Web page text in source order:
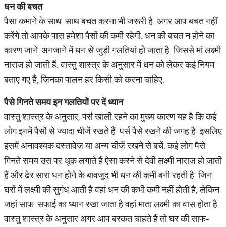
धनकीबचत
पैसा कमाने के साथ-साथ बचत करना भी जरूरी है. अगर आप बचत नहीं
करेंगे तो आपके पास हमेशा पैसों की कमी रहेगी. धन की बचत न होने का
कारण जाने-अनजाने में धन से जुड़ी गलतियां हो जाता है. जिससे मां लक्ष्मी
नाराज हो जाती हैं. वास्तु शास्त्र के अनुसार में धन को लेकर कई नियम
बताए गए हैं, जिनका पालन हर किसी को करना चाहिए.
पैसेगिनतेसमयइनगलतियोंपरदेंध्यान
वास्तु शास्त्र के अनुसार, पर्स खाली रहने का मुख्य कारण यह है कि कई
लोग इनमें पैसों से ज्यादा चीजें रखते हैं. पर्स पैसे रखने की जगह है. इसलिए
इसमें अनावश्यक दस्तावेज या अन्य चीजें रखने से बचें. कई लोग पैसे
गिनते समय उस पर थूक लगाते हैं ऐसा करने से देवी लक्ष्मी नाराज हो जाती
हैं और ढेर सारा धन होने के बावजूद भी धन की कमी बनी रहती है. जिन
घरों में लक्ष्मी की सुगंध आती है वहां धन की कभी कमी नहीं होती है, लेकिन
जहां साफ-सफाई का ध्यान रखा जाता है वहां माता लक्ष्मी का वास होता है.
वास्तु शास्त्र के अनुसार अगर आप बरकत चाहते हैं तो घर की साफ-